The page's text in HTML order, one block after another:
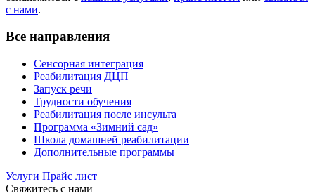
с нами.
Все направления
Сенсорная интеграция
Реабилитация ДЦП
Запуск речи
Трудности обучения
Реабилитация после инсульта
Программа «Зимний сад»
Школа домашней реабилитации
Дополнительные программы
Услуги Прайс лист
Свяжитесь с нами